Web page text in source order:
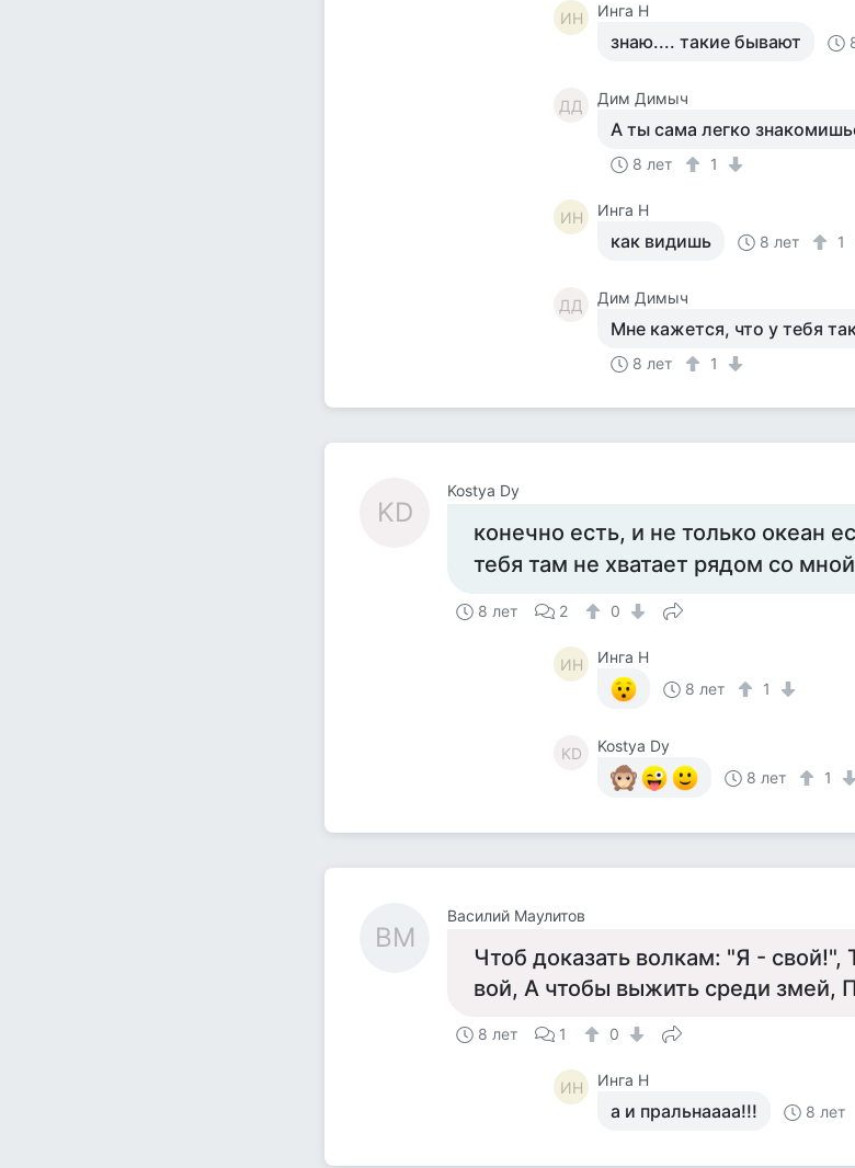
ИН Инга Н
знаю.... такие бывают
ДД Дим Димыч
А ты сама легко
8 лет 1
ИН Инга Н
как видишь 8 лет 1
ДД Дим Димыч
Мне кажется, что у тебя
8 лет 1
KD
Kostya Dy
конечно есть, и не только океан
тебя там не хватает рядом со
8 лет 2 0
ИН
Инга Н
8 лет
1
KD
Kostya Dy
8 лет
1
ВМ
Василий Маулитов
Чтоб доказать волкам: "Я -
вой, А чтобы выжить среди змей,
8 лет 1 0
ИН Инга Н
а и пральнаааа!!! 8 лет